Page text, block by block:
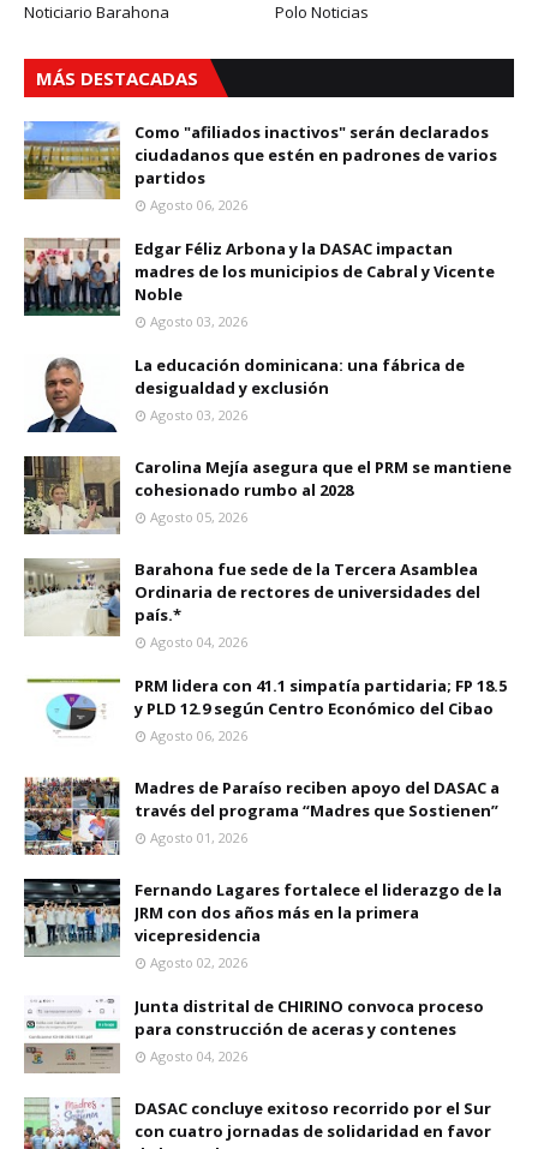
Noticiario Barahona
Polo Noticias
MÁS DESTACADAS
Como "afiliados inactivos" serán declarados
ciudadanos que estén en padrones de varios
partidos
Agosto 06, 2026
Edgar Féliz Arbona y la DASAC impactan
madres de los municipios de Cabral y Vicente
Noble
Agosto 03, 2026
La educación dominicana: una fábrica de
desigualdad y exclusión
Agosto 03, 2026
Carolina Mejía asegura que el PRM se mantiene
cohesionado rumbo al 2028
Agosto 05, 2026
Barahona fue sede de la Tercera Asamblea
Ordinaria de rectores de universidades del
país.*
Agosto 04, 2026
PRM lidera con 41.1 simpatía partidaria; FP 18.5
y PLD 12.9 según Centro Económico del Cibao
Agosto 06, 2026
Madres de Paraíso reciben apoyo del DASAC a
través del programa “Madres que Sostienen”
Agosto 01, 2026
Fernando Lagares fortalece el liderazgo de la
JRM con dos años más en la primera
vicepresidencia
Agosto 02, 2026
Junta distrital de CHIRINO convoca proceso
para construcción de aceras y contenes
Agosto 04, 2026
DASAC concluye exitoso recorrido por el Sur
con cuatro jornadas de solidaridad en favor